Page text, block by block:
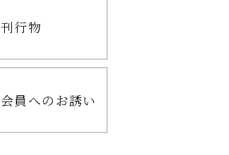
刊行物
会員へのお誘い